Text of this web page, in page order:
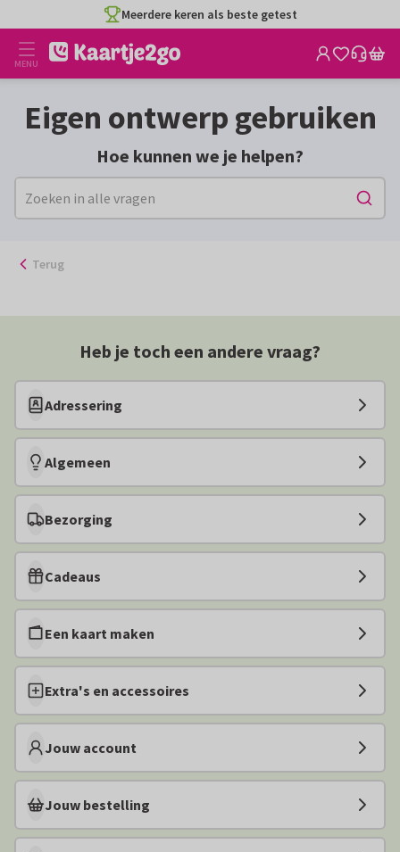
naar
inhoud
Meerdere keren als beste getest
MENU
Eigen ontwerp gebruiken
Hoe kunnen we je helpen?
Terug
Heb je toch een andere vraag?
Adressering
Algemeen
Bezorging
Cadeaus
Een kaart maken
Extra's en accessoires
Jouw account
Jouw bestelling